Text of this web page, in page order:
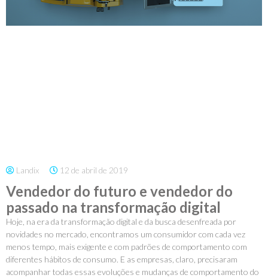
Vendedor do futuro e vendedor do
passado na transformação digital
Landix 12 de abril de 2019
Hoje, na era da transformação digital e da busca desenfreada por
novidades no mercado, encontramos um consumidor com cada vez
menos tempo, mais exigente e com padrões de comportamento com
diferentes hábitos de consumo. E as empresas, claro, precisaram
acompanhar todas essas evoluções e mudanças de comportamento do